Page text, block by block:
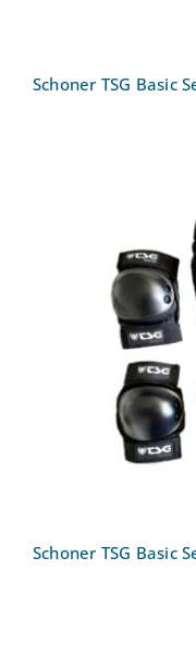
Schoner TSG Basic
Schoner
Schoner TSG Basic